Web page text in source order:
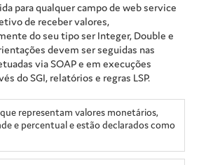
para qualquer campo de web service
de receber valores,
do seu tipo ser Integer, Double e
devem ser seguidas nas
via SOAP e em execuções
do SGI, relatórios e regras LSP.
representam valores monetários,
e percentual e estão declarados como